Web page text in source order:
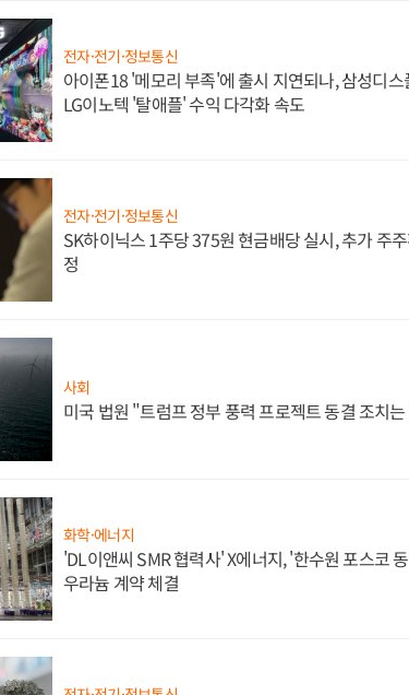
전자·전기·정보통신
아이폰18 '메모리 부족'에 출시 지연되나, 삼성디
LG이노텍 '탈애플' 수익 다각화 속도
전자·전기·정보통신
SK하이닉스 1주당 375원 현금배당 실시, 추가 주
정
사회
미국 법원 "트럼프 정부 풍력 프로젝트 동결 조치
화학·에너지
'DL이앤씨 SMR 협력사' X에너지, '한수원 포스코
우라늄 계약 체결